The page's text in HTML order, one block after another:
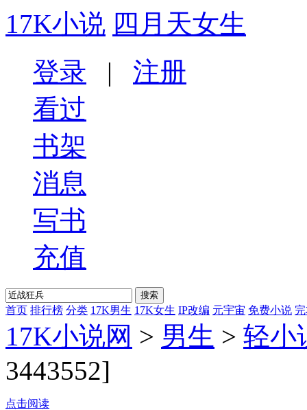
17K小说 四月天女生
登录 | 注册
看过
书架
消息
写书
充值
首页 排行榜 分类 17K男生 17K女生 IP改编 元宇宙 免费小说
17K小说网 > 男生 > 轻小
3443552]
点击阅读